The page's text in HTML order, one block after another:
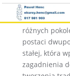
Filmów
muzeum i
różnych
postaci
stałej, która
zagadnienia